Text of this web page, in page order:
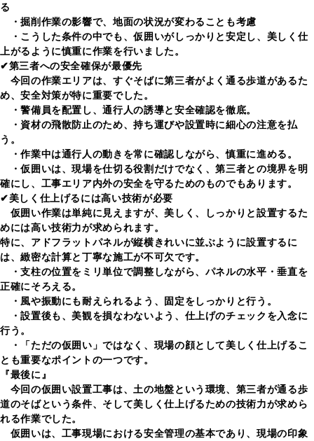
る
・掘削作業の影響で、地面の状況が変わることも考慮
・こうした条件の中でも、仮囲いがしっかりと安定し、美しく仕
上がるように慎重に作業を行いました。
✔第三者への安全確保が最優先
今回の作業エリアは、すぐそばに第三者がよく通る歩道があるた
め、安全対策が特に重要でした。
・警備員を配置し、通行人の誘導と安全確認を徹底。
・資材の飛散防止のため、持ち運びや設置時に細心の注意を払
う。
・作業中は通行人の動きを常に確認しながら、慎重に進める。
・仮囲いは、現場を仕切る役割だけでなく、第三者との境界を明
確にし、工事エリア内外の安全を守るためのものでもあります。
✔美しく仕上げるには高い技術が必要
仮囲い作業は単純に見えますが、美しく、しっかりと設置するた
めには高い技術力が求められます。
特に、アドフラットパネルが縦横きれいに並ぶように設置するに
は、緻密な計算と丁寧な施工が不可欠です。
・支柱の位置をミリ単位で調整しながら、パネルの水平・垂直を
正確にそろえる。
・風や振動にも耐えられるよう、固定をしっかりと行う。
・設置後も、美観を損なわないよう、仕上げのチェックを入念に
行う。
・「ただの仮囲い」ではなく、現場の顔として美しく仕上げるこ
とも重要なポイントの一つです。
『最後に』
今回の仮囲い設置工事は、土の地盤という環境、第三者が通る歩
道のそばという条件、そして美しく仕上げるための技術力が求めら
れる作業でした。
仮囲いは、工事現場における安全管理の基本であり、現場の印象